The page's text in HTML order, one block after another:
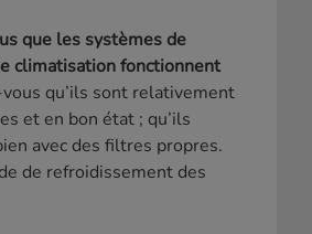
que les systèmes de
climatisation fonctionnent
qu’ils sont relativement
et en bon état ; qu’ils
avec des filtres propres.
de refroidissement des